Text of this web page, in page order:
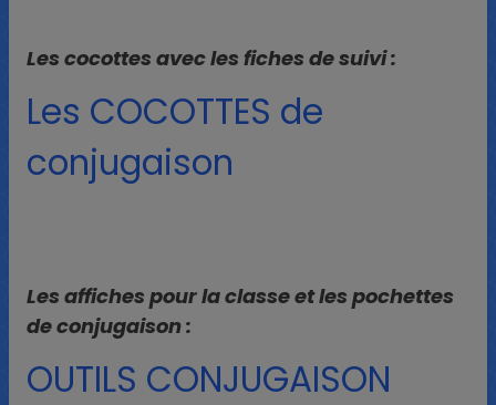
Les cocottes avec les fiches de suivi :
Les COCOTTES de
conjugaison
Les affiches pour la classe et les pochettes
de conjugaison :
OUTILS CONJUGAISON